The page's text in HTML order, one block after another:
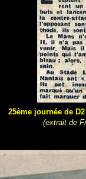
25ème journée de
(extrait de